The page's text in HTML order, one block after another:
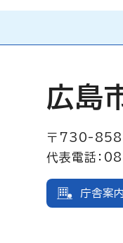
広島
〒730-
代表電話：
庁舎案内